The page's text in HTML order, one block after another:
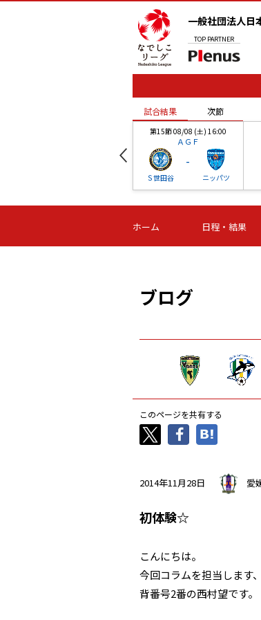
一般社団法人日
TOP PARTNER
試合結果 次節
第15節 08/08 (土) 16:00
ＡＧＦ
Ｓ世田谷
-
ニッパツ
-
第16節 09/05 (土) 15:00
ニッパツ
-
試合結果 次節
ホーム 日程・結果
ブログ
このページを共有する
2014年11月28日 愛
初体験☆
こんにちは。
今回コラムを担当します、
背番号2番の西村望です。